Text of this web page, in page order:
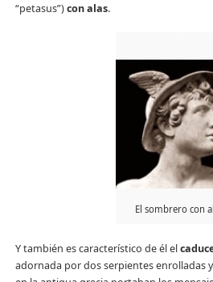
“petasus”)con alas.
El sombrero con
Y también es característico de él el
adornada por dos serpientes enrolladas